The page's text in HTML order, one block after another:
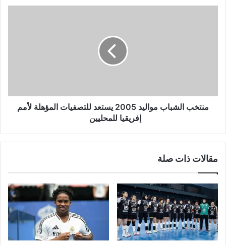
منتخب الشباب مواليد 2005 يستعد للتصفيات المؤهلة لأمم
إفريقيا للمحليين
مقالات ذات صلة